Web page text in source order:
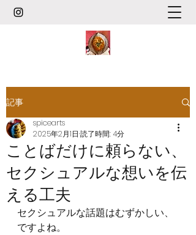
記事
ことばだけに頼らない、
セクシュアルな想いを伝
える工夫
spicearts
2025年2月1日 読了時間: 4分
セクシュアルな話題はむずかしい、
ですよね。